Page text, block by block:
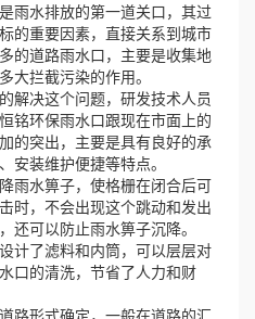
排放的第一道关口，其过
的重要因素，直接关系到城市
的道路雨水口，主要是收集地
大拦截污染的作用。
决这个问题，研发技术人员
铭环保雨水口跟现在市面上的
的突出，主要是具有良好的承
安装维护便捷等特点。
水箅子，使格栅在闭合后可
时，不会出现这个跳动和发出
还可以防止雨水箅子沉降。
了滤料和内筒，可以层层对
口的清洗，节省了人力和财